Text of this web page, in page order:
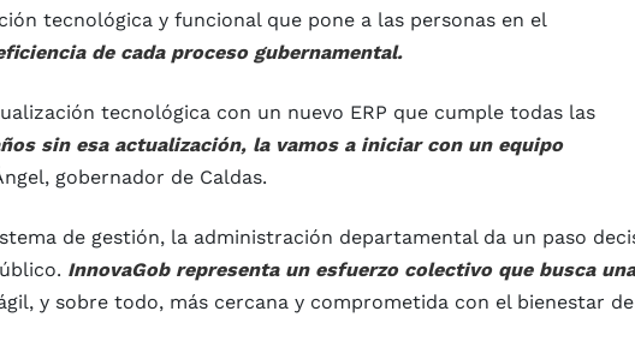
tecnológica y funcional que pone a las personas en el
de cada proceso gubernamental.
tecnológica con un nuevo ERP que cumple todas las
sin esa actualización, la vamos a iniciar con un equipo
gobernador de Caldas.
de gestión, la administración departamental da un paso
InnovaGob representa un esfuerzo colectivo que busca una
y sobre todo, más cercana y comprometida con el bienestar